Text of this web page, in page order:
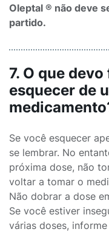
Oleptal ® não deve
partido.
7. O que
esquecer de
Se você esquecer
se lembrar. No
próxima dose, não
voltar a tomar o
Não dobrar a dose
Se você estiver
várias doses,